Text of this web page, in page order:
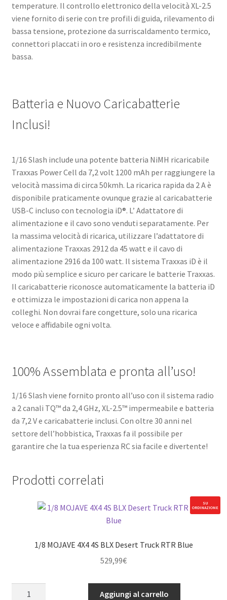
temperature. Il controllo elettronico della velocità XL-2.5
viene fornito di serie con tre profili di guida, rilevamento di
bassa tensione, protezione da surriscaldamento termico,
connettori placcati in oro e resistenza incredibilmente
bassa.
Batteria e Nuovo Caricabatterie
Inclusi!
1/16 Slash include una potente batteria NiMH ricaricabile
Traxxas Power Cell da 7,2 volt 1200 mAh per raggiungere la
velocità massima di circa 50kmh. La ricarica rapida da 2 A è
disponibile praticamente ovunque grazie al caricabatterie
USB-C incluso con tecnologia iD®. L’ Adattatore di
alimentazione e il cavo sono venduti separatamente. Per
la massima velocità di ricarica, utilizzare l’adattatore di
alimentazione Traxxas 2912 da 45 watt e il cavo di
alimentazione 2916 da 100 watt. Il sistema Traxxas iD è il
modo più semplice e sicuro per caricare le batterie Traxxas.
Il caricabatterie riconosce automaticamente la batteria iD
e ottimizza le impostazioni di carica non appena la
colleghi. Non dovrai fare congetture, solo una ricarica
veloce e affidabile ogni volta.
100% Assemblata e pronta all’uso!
1/16 Slash viene fornito pronto all’uso con il sistema radio
a 2 canali TQ™ da 2,4 GHz, XL-2.5™ impermeabile e batteria
da 7,2 V e caricabatterie inclusi. Con oltre 30 anni nel
settore dell’hobbistica, Traxxas fa il possibile per
garantire che la tua esperienza RC sia facile e divertente!
Prodotti correlati
SU
ORDINAZIONE
1/8 MOJAVE 4X4 4S BLX Desert Truck RTR Blue
529,99€
Aggiungi al carrello